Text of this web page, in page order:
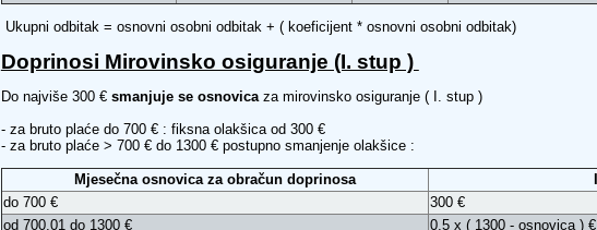
Ukupni odbitak = osnovni osobni odbitak + ( koeficijent * osnovni osobni odbitak)
Doprinosi Mirovinsko osiguranje (I. stup )
Do najviše 300 € smanjuje se osnovicaza mirovinsko osiguranje ( I. stup )
- za bruto plaće do 700 € : fiksna olakšica od 300 €
- za bruto plaće > 700 € do 1300 € postupno smanjenje olakšice :
Mjesečna osnovica za obračun doprinosa
do 700 €
300 €
od 700,01 do 1300 €
0,5 x ( 1300 - osnovica ) €